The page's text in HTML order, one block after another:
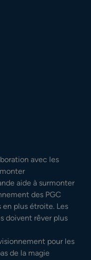
avec les
aide à surmonter
des PGC
plus étroite. Les
doivent rêver plus
pour les
de la magie